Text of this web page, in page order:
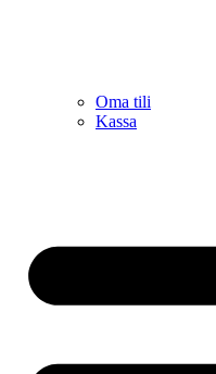
Oma tili
Kassa